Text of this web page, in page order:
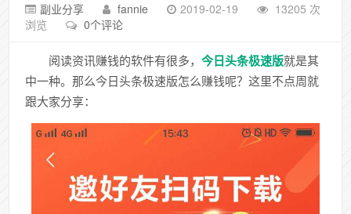
副业分享 fannie 2019-02-19
13205 次
浏览
0个评论
阅读资讯赚钱的软件有很多，今日头条极速版就是其
中一种。那么今日头条极速版怎么赚钱呢？这里不点周就
跟大家分享：